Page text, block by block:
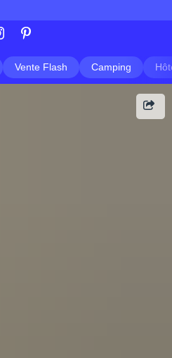
Vente Flash Camping